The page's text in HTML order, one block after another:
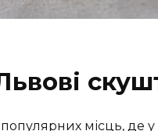
місць, де